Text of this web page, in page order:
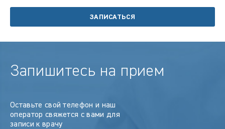
ЗАПИСАТЬСЯ
Запишитесь на прием
Оставьте свой телефон и наш
оператор свяжется с вами для
записи к врачу